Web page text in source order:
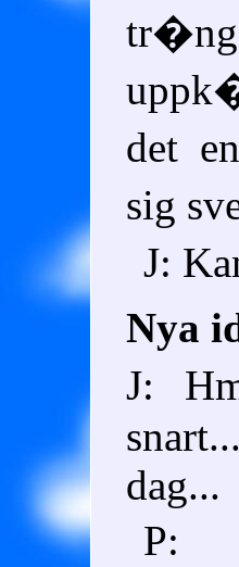
det
sig
J:
Nya
J:
dag...
P: